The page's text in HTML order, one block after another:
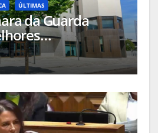
ÚLTIMAS
da Guarda
para pessoas
reduzida nos
ou até nas